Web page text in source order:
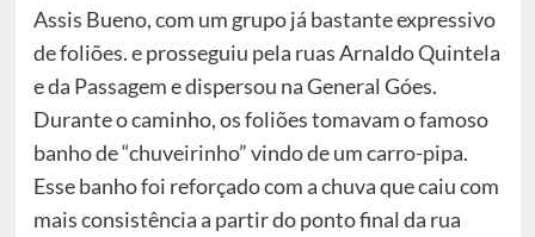
Assis Bueno, com um grupo já bastante expressivo
de foliões. e prosseguiu pela ruas Arnaldo Quintela
e da Passagem e dispersou na General Góes.
Durante o caminho, os foliões tomavam o famoso
banho de “chuveirinho” vindo de um carro-pipa.
Esse banho foi reforçado com a chuva que caiu com
mais consistência a partir do ponto final da rua